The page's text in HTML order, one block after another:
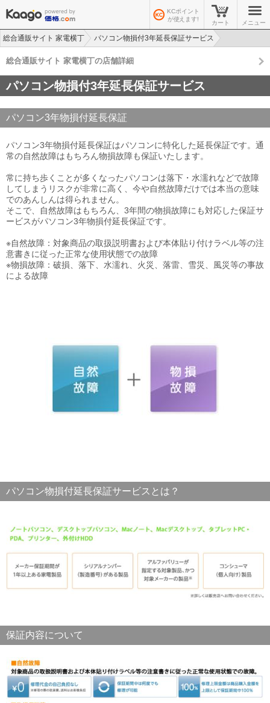
KCポイント
が使えます!
カート メニュー
総合通販サイト 家電横丁 パソコン物損付3年延長保証サービス
総合通販サイト 家電横丁の店舗詳細
パソコン物損付3年延長保証サービス
パソコン3年物損付延長保証
パソコン3年物損付延長保証はパソコンに特化した延長保証です。通
常の自然故障はもちろん物損故障も保証いたします。
常に持ち歩くことが多くなったパソコンは落下・水濡れなどで故障
してしまうリスクが非常に高く、今や自然故障だけでは本当の意味
でのあんしんは得られません。
そこで、自然故障はもちろん、3年間の物損故障にも対応した保証サ
ービスがパソコン3年物損付延長保証です。
※自然故障：対象商品の取扱説明書および本体貼り付けラベル等の注
意書きに従った正常な使用状態での故障
※物損故障：破損、落下、水濡れ、火災、落雷、雪災、風災等の事故
による故障
パソコン物損付延長保証サービスとは？
保証内容について